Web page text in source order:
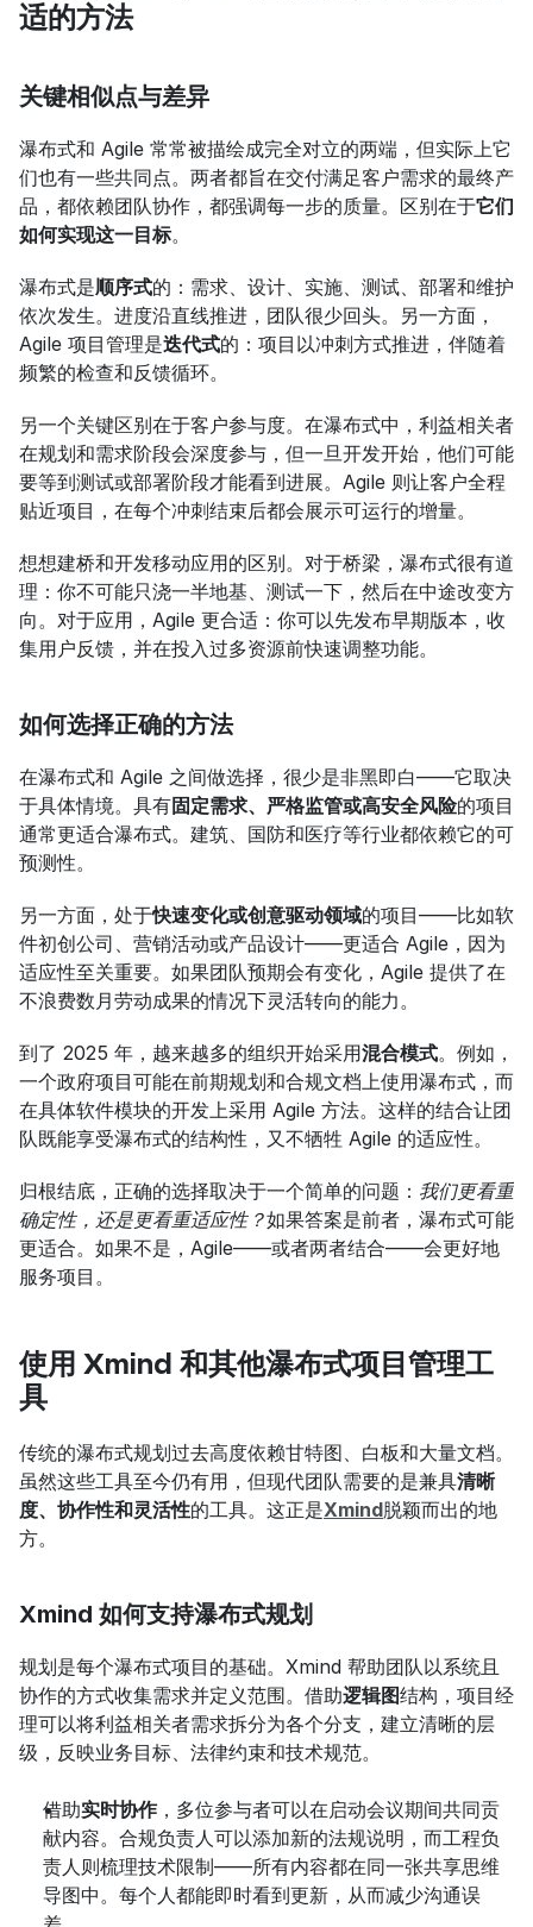
适的方法
关键相似点与差异
瀑布式和 Agile 常常被描绘成完全对立的两端，但实际上它
们也有一些共同点。两者都旨在交付满足客户需求的最终产
品，都依赖团队协作，都强调每一步的质量。区别在于它们
如何实现这一目标。
瀑布式是顺序式的：需求、设计、实施、测试、部署和维护
依次发生。进度沿直线推进，团队很少回头。另一方面，
Agile 项目管理是迭代式的：项目以冲刺方式推进，伴随着
频繁的检查和反馈循环。
另一个关键区别在于客户参与度。在瀑布式中，利益相关者
在规划和需求阶段会深度参与，但一旦开发开始，他们可能
要等到测试或部署阶段才能看到进展。Agile 则让客户全程
贴近项目，在每个冲刺结束后都会展示可运行的增量。
想想建桥和开发移动应用的区别。对于桥梁，瀑布式很有道
理：你不可能只浇一半地基、测试一下，然后在中途改变方
向。对于应用，Agile 更合适：你可以先发布早期版本，收
集用户反馈，并在投入过多资源前快速调整功能。
如何选择正确的方法
在瀑布式和 Agile 之间做选择，很少是非黑即白——它取决
于具体情境。具有固定需求、严格监管或高安全风险的项目
通常更适合瀑布式。建筑、国防和医疗等行业都依赖它的可
预测性。
另一方面，处于快速变化或创意驱动领域的项目——比如软
件初创公司、营销活动或产品设计——更适合 Agile，因为
适应性至关重要。如果团队预期会有变化，Agile 提供了在
不浪费数月劳动成果的情况下灵活转向的能力。
到了 2025 年，越来越多的组织开始采用混合模式。例如，
一个政府项目可能在前期规划和合规文档上使用瀑布式，而
在具体软件模块的开发上采用 Agile 方法。这样的结合让团
队既能享受瀑布式的结构性，又不牺牲 Agile 的适应性。
归根结底，正确的选择取决于一个简单的问题： 我们更看重
确定性，还是更看重适应性？如果答案是前者，瀑布式可能
更适合。如果不是，Agile——或者两者结合——会更好地
服务项目。
使用 Xmind 和其他瀑布式项目管理工
具
传统的瀑布式规划过去高度依赖甘特图、白板和大量文档。
虽然这些工具至今仍有用，但现代团队需要的是兼具清晰
度、协作性和灵活性的工具。这正是Xmind脱颖而出的地
方。
Xmind 如何支持瀑布式规划
规划是每个瀑布式项目的基础。Xmind 帮助团队以系统且
协作的方式收集需求并定义范围。借助逻辑图结构，项目经
理可以将利益相关者需求拆分为各个分支，建立清晰的层
级，反映业务目标、法律约束和技术规范。
借助实时协作，多位参与者可以在启动会议期间共同贡
献内容。合规负责人可以添加新的法规说明，而工程负
责人则梳理技术限制——所有内容都在同一张共享思维
导图中。每个人都能即时看到更新，从而减少沟通误